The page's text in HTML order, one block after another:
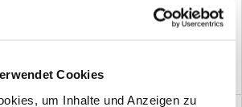
Cookies
um Inhalte und Anzeigen zu